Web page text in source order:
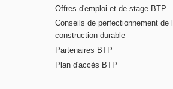
Offres d'emploi et de stage BTP
Conseils de perfectionnement de
construction durable
Partenaires BTP
Plan d'accès BTP